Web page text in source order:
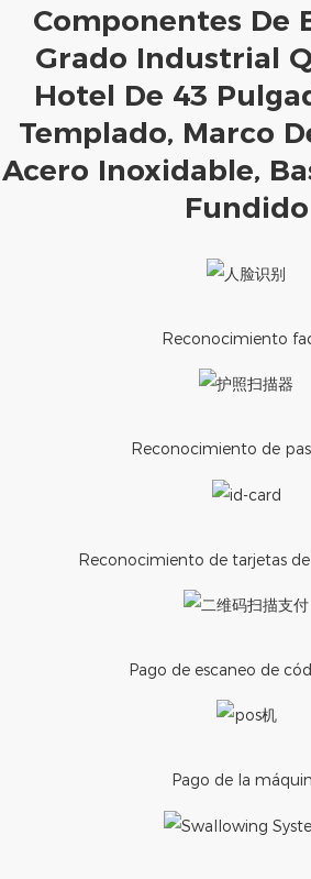
Componentes De
Grado Industrial
Hotel De 43
Templado, Marco
Acero Inoxidable,
Fundido
Reconocimiento
Reconocimiento de
Reconocimiento de tarjetas
Pago de escaneo de
Pago de la